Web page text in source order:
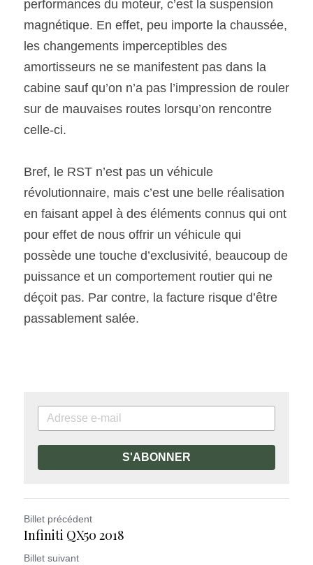
performances du moteur, c’est la suspension
magnétique. En effet, peu importe la chaussée,
les changements imperceptibles des
amortisseurs ne se manifestent pas dans la
cabine sauf qu’on n’a pas l’impression de rouler
sur de mauvaises routes lorsqu’on rencontre
celle-ci.
Bref, le RST n’est pas un véhicule
révolutionnaire, mais c’est une belle réalisation
en faisant appel à des éléments connus qui ont
pour effet de nous offrir un véhicule qui
possède une touche d’exclusivité, beaucoup de
puissance et un comportement routier qui ne
déçoit pas. Par contre, la facture risque d’être
passablement salée.
S'ABONNER
Billet précédent
Infiniti QX50 2018
Billet suivant